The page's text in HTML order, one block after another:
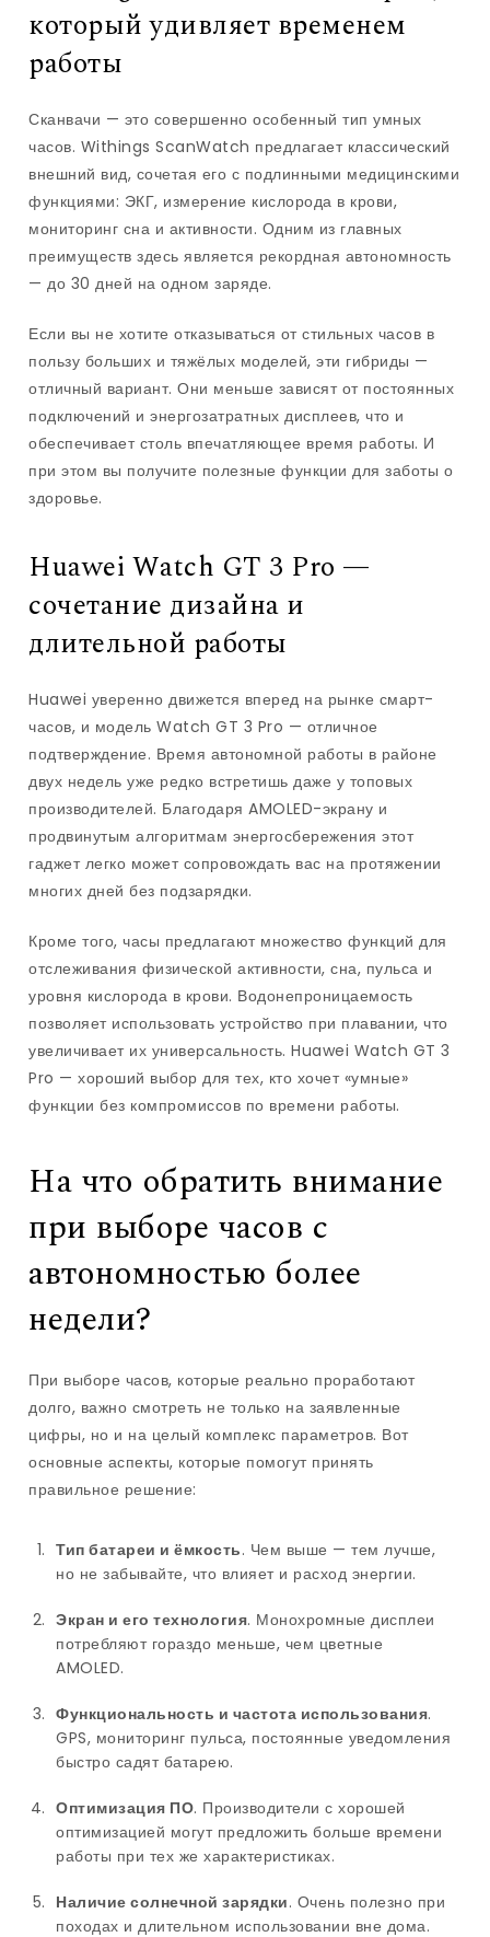
который удивляет временем
работы
Сканвачи — это совершенно особенный тип умных
часов. Withings ScanWatch предлагает классический
внешний вид, сочетая его с подлинными медицинскими
функциями: ЭКГ, измерение кислорода в крови,
мониторинг сна и активности. Одним из главных
преимуществ здесь является рекордная автономность
— до 30 дней на одном заряде.
Если вы не хотите отказываться от стильных часов в
пользу больших и тяжёлых моделей, эти гибриды —
отличный вариант. Они меньше зависят от постоянных
подключений и энергозатратных дисплеев, что и
обеспечивает столь впечатляющее время работы. И
при этом вы получите полезные функции для заботы о
здоровье.
Huawei Watch GT 3 Pro —
сочетание дизайна и
длительной работы
Huawei уверенно движется вперед на рынке смарт-
часов, и модель Watch GT 3 Pro — отличное
подтверждение. Время автономной работы в районе
двух недель уже редко встретишь даже у топовых
производителей. Благодаря AMOLED-экрану и
продвинутым алгоритмам энергосбережения этот
гаджет легко может сопровождать вас на протяжении
многих дней без подзарядки.
Кроме того, часы предлагают множество функций для
отслеживания физической активности, сна, пульса и
уровня кислорода в крови. Водонепроницаемость
позволяет использовать устройство при плавании, что
увеличивает их универсальность. Huawei Watch GT 3
Pro — хороший выбор для тех, кто хочет «умные»
функции без компромиссов по времени работы.
На что обратить внимание
при выборе часов с
автономностью более
недели?
При выборе часов, которые реально проработают
долго, важно смотреть не только на заявленные
цифры, но и на целый комплекс параметров. Вот
основные аспекты, которые помогут принять
правильное решение:
Тип батареи и ёмкость. Чем выше — тем лучше,
но не забывайте, что влияет и расход энергии.
Экран и его технология. Монохромные дисплеи
потребляют гораздо меньше, чем цветные
AMOLED.
Функциональность и частота использования.
GPS, мониторинг пульса, постоянные уведомления
быстро садят батарею.
Оптимизация ПО. Производители с хорошей
оптимизацией могут предложить больше времени
работы при тех же характеристиках.
Наличие солнечной зарядки. Очень полезно при
походах и длительном использовании вне дома.